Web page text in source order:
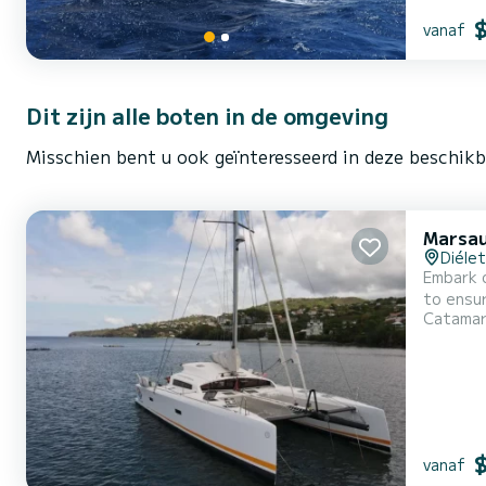
vanaf
Dit zijn alle boten in de omgeving
Misschien bent u ook geïnteresseerd in deze
to ensure
vanaf